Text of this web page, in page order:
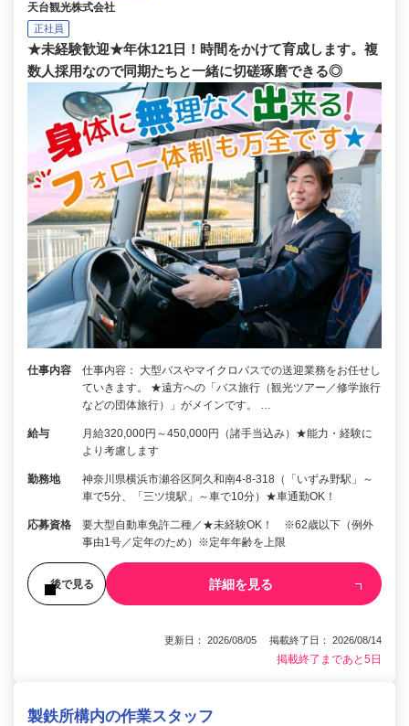
天台観光株式会社
正社員
★未経験歓迎★年休121日！時間をかけて育成します。複
数人採用なので同期たちと一緒に切磋琢磨できる◎
仕事内容
仕事内容： 大型バスやマイクロバスでの送迎業務をお任せし
ていきます。 ★遠方への「バス旅行（観光ツアー／修学旅行
などの団体旅行）」がメインです。 …
給与
月給320,000円～450,000円（諸手当込み）★能力・経験に
より考慮します
勤務地
神奈川県横浜市瀬谷区阿久和南4-8-318（「いずみ野駅」～
車で5分、「三ツ境駅」～車で10分）★車通勤OK！
応募資格
要大型自動車免許二種／★未経験OK！ ※62歳以下（例外
事由1号／定年のため）※定年年齢を上限
後で見る 詳細を見る
更新日： 2026/08/05 掲載終了日： 2026/08/14
掲載終了まであと5日
製鉄所構内の作業スタッフ